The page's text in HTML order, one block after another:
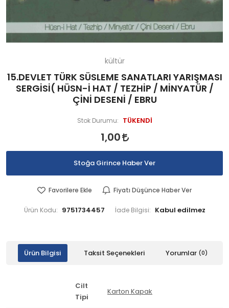
kültür
15.DEVLET TÜRK SÜSLEME SANATLARI YARIŞMASI
SERGİSİ( HÜSN-İ HAT / TEZHİP / MİNYATÜR /
ÇİNİ DESENİ / EBRU
Stok Durumu: TÜKENDİ
1,00
Stoğa Girince Haber Ver
Favorilere Ekle Fiyatı Düşünce Haber Ver
Ürün Kodu: 9751734457 İade Bilgisi:
Ürün Bilgisi Taksit Seçenekleri Yorumlar (0)
Cilt
Tipi
Karton Kapak